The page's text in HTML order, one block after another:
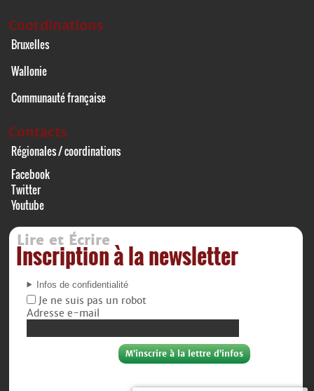
Coordinations
Bruxelles
Wallonie
Communauté française
Contacts
Régionales / coordinations
Facebook
Twitter
Youtube
Lire et Écrire
Inscription à la newsletter
Infos de confidentialité
Je ne suis pas un robot
Adresse e-mail